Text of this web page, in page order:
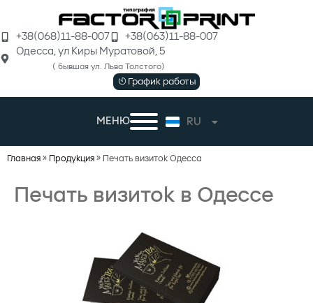
+38(068)11-88-007
+38(063)11-88-007
Одеcса, ул Киры Муратовой, 5
( бывшая ул. Льва Толстого)
График работы
МЕНЮ RU
UK
Главная » Продукция » Печать визиток Одесса
Печать визиток в Одессе